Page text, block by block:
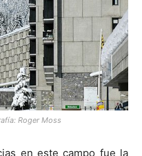
Roger Moss
en este campo fue la